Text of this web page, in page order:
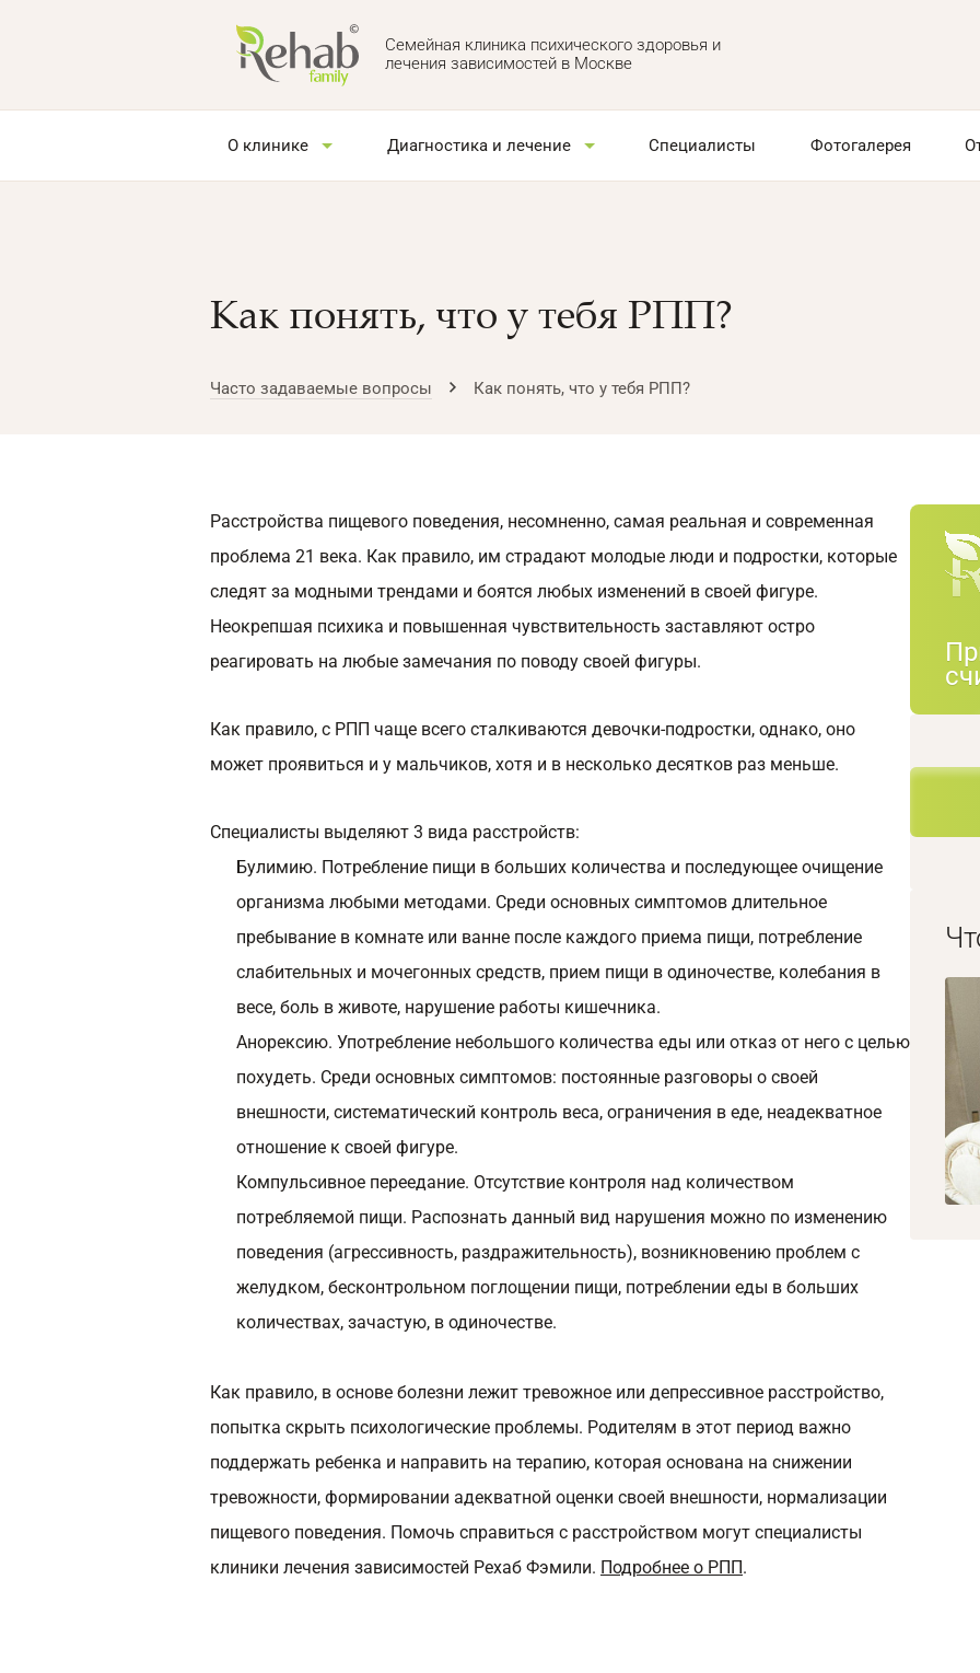
Семейная клиника психического здоровья и
лечения зависимостей в Москве
О клинике Диагностика и лечение Специалисты Фотогалерея
Как понять, что у тебя РПП?
Часто задаваемые вопросы Как понять, что у тебя РПП?
Расстройства пищевого поведения, несомненно, самая реальная и современная
проблема 21 века. Как правило, им страдают молодые люди и подростки, которые
следят за модными трендами и боятся любых изменений в своей фигуре.
Неокрепшая психика и повышенная чувствительность заставляют остро
реагировать на любые замечания по поводу своей фигуры.
Как правило, с РПП чаще всего сталкиваются девочки-подростки, однако, оно
может проявиться и у мальчиков, хотя и в несколько десятков раз меньше.
Специалисты выделяют 3 вида расстройств:
Булимию. Потребление пищи в больших количества и последующее очищение
организма любыми методами. Среди основных симптомов длительное
пребывание в комнате или ванне после каждого приема пищи, потребление
слабительных и мочегонных средств, прием пищи в одиночестве, колебания в
весе, боль в животе, нарушение работы кишечника.
Анорексию. Употребление небольшого количества еды или отказ от него с целью
похудеть. Среди основных симптомов: постоянные разговоры о своей
внешности, систематический контроль веса, ограничения в еде, неадекватное
отношение к своей фигуре.
Компульсивное переедание. Отсутствие контроля над количеством
потребляемой пищи. Распознать данный вид нарушения можно по изменению
поведения (агрессивность, раздражительность), возникновению проблем с
желудком, бесконтрольном поглощении пищи, потреблении еды в больших
количествах, зачастую, в одиночестве.
Как правило, в основе болезни лежит тревожное или депрессивное расстройство,
попытка скрыть психологические проблемы. Родителям в этот период важно
поддержать ребенка и направить на терапию, которая основана на снижении
тревожности, формировании адекватной оценки своей внешности, нормализации
пищевого поведения. Помочь справиться с расстройством могут специалисты
клиники лечения зависимостей Рехаб Фэмили. Подробнее о РПП.